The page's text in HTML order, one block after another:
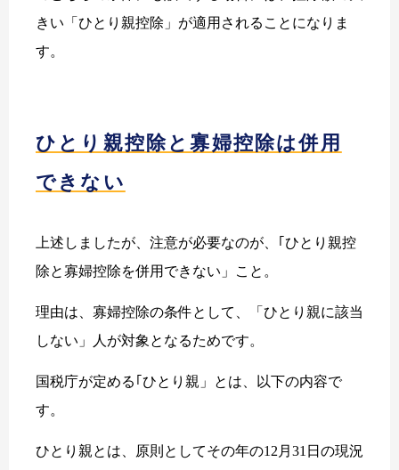
きい「ひとり親控除」が適用されることになりま
す。
ひとり親控除と寡婦控除は併用
できない
上述しましたが、注意が必要なのが、｢ひとり親控
除と寡婦控除を併用できない」こと。
理由は、寡婦控除の条件として、「ひとり親に該当
しない」人が対象となるためです。
国税庁が定める｢ひとり親」とは、以下の内容で
す。
ひとり親とは、原則としてその年の12月31日の現況